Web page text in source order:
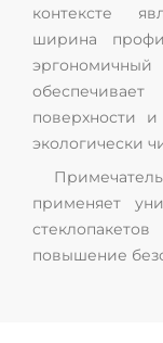
контексте
ширина
поверхности
экологически
применяет
повышение